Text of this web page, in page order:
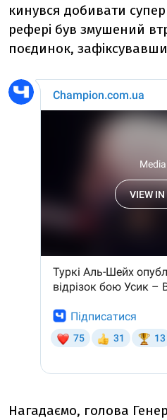
кинувся добивати
рефері був змушений
поєдинок,
Нагадаємо, голова